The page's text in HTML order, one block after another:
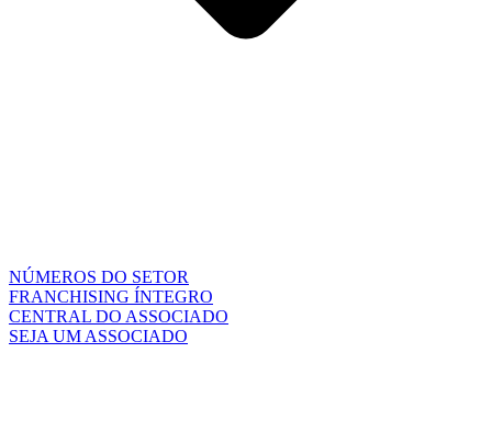
NÚMEROS DO SETOR
FRANCHISING ÍNTEGRO
CENTRAL DO ASSOCIADO
SEJA UM ASSOCIADO